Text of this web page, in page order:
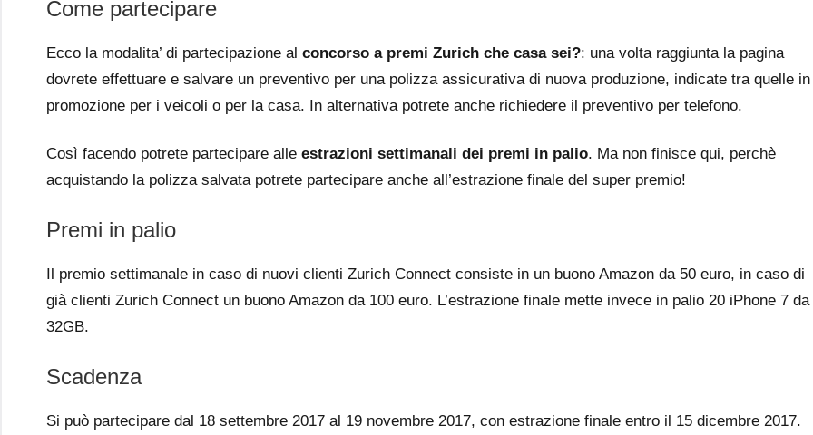
Come partecipare
Ecco la modalita’ di partecipazione al concorso a premi Zurich che casa sei?: una volta raggiunta la pagina
dovrete effettuare e salvare un preventivo per una polizza assicurativa di nuova produzione, indicate tra quelle in
promozione per i veicoli o per la casa. In alternativa potrete anche richiedere il preventivo per telefono.
Così facendo potrete partecipare alle estrazioni settimanali dei premi in palio. Ma non finisce qui, perchè
acquistando la polizza salvata potrete partecipare anche all’estrazione finale del super premio!
Premi in palio
Il premio settimanale in caso di nuovi clienti Zurich Connect consiste in un buono Amazon da 50 euro, in caso di
già clienti Zurich Connect un buono Amazon da 100 euro. L’estrazione finale mette invece in palio 20 iPhone 7 da
32GB.
Scadenza
Si può partecipare dal 18 settembre 2017 al 19 novembre 2017, con estrazione finale entro il 15 dicembre 2017.